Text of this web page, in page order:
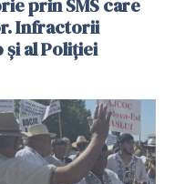
Infractorii
și al Poliției